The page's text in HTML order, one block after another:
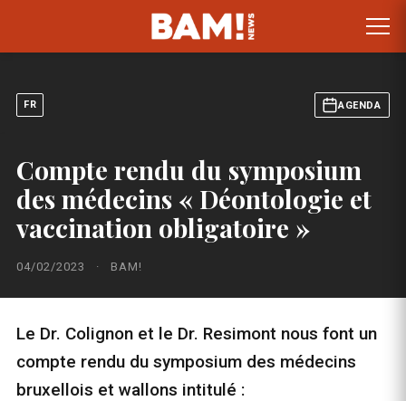
FR AGENDA
Compte rendu du symposium
des médecins « Déontologie et
vaccination obligatoire »
04/02/2023 · BAM!
Le Dr. Colignon et le Dr. Resimont nous font un
compte rendu du symposium des médecins
bruxellois et wallons intitulé :